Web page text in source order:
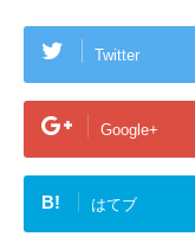
Twitter
Google+
B! はてブ